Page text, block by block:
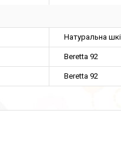
Натуральна
Beretta 92
Beretta 92